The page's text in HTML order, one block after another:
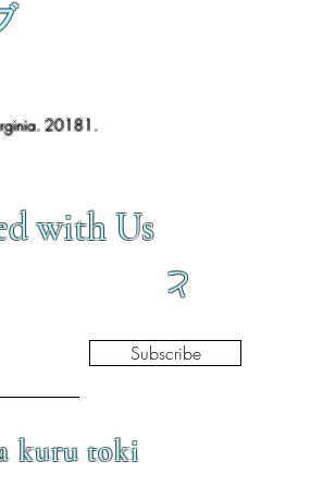
20181.
with Us
と
Subscribe
kuru toki